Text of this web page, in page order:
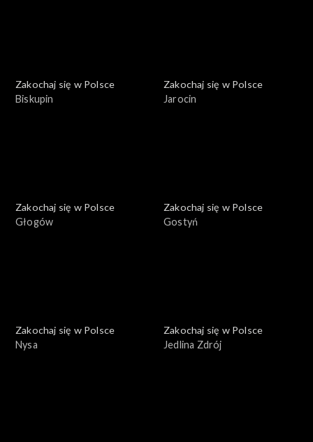
Zakochaj się w Polsce
Biskupin
Zakochaj się w Polsce
Jarocin
Zakochaj się w Polsce
Głogów
Zakochaj się w Polsce
Gostyń
Zakochaj się w Polsce
Nysa
Zakochaj się w Polsce
Jedlina Zdrój